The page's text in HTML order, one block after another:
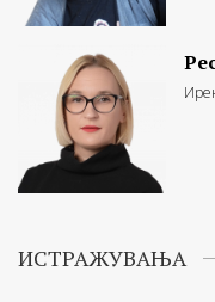
ИСТРАЖУВАЊА